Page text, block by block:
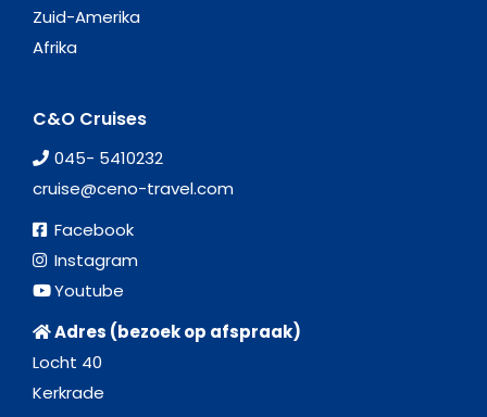
Zuid-Amerika
Afrika
C&O Cruises
045- 5410232
cruise@ceno-travel.com
Facebook
Instagram
Youtube
Adres (bezoek op afspraak)
Locht 40
Kerkrade